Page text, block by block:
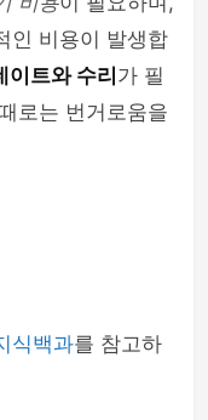
인 비용이 발생합
이트와 수리 가 필
로는 번거로움을
식백과를 참고하